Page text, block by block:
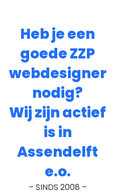
Heb je een
goede ZZP
webdesigner
nodig?
Wij zijn actief
is in
Assendelft
e.o.
– SINDS 2008 –